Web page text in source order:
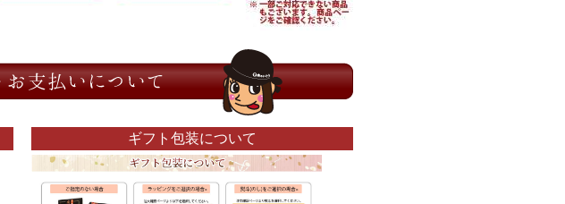
ギフト包装について